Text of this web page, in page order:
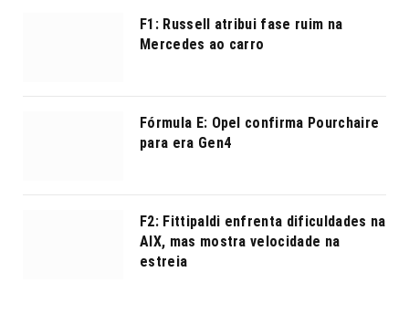
F1: Russell atribui fase ruim na
Mercedes ao carro
Fórmula E: Opel confirma Pourchaire
para era Gen4
F2: Fittipaldi enfrenta dificuldades na
AIX, mas mostra velocidade na
estreia